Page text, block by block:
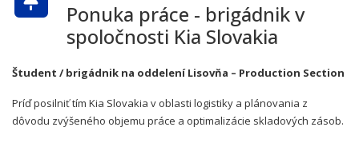
Ponuka práce - brigádnik v
spoločnosti Kia Slovakia
Študent / brigádnik na oddelení Lisovňa – Production Section
Príď posilniť tím Kia Slovakia v oblasti logistiky a plánovania z
dôvodu zvýšeného objemu práce a optimalizácie skladových zásob.